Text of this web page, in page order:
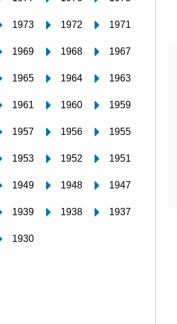
1973 1972 1971
1969 1968 1967
1965 1964 1963
1961 1960 1959
1957 1956 1955
1953 1952 1951
1949 1948 1947
1939 1938 1937
1930